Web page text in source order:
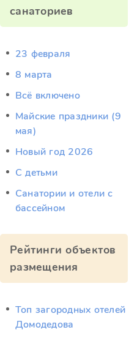
санаториев
23 февраля
8 марта
Всё включено
Майские праздники (9
мая)
Новый год 2026
С детьми
Санатории и отели с
бассейном
Рейтинги объектов
размещения
Топ загородных отелей
Домодедова